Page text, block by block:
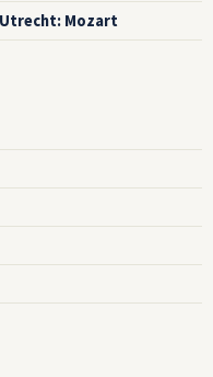
Mozart